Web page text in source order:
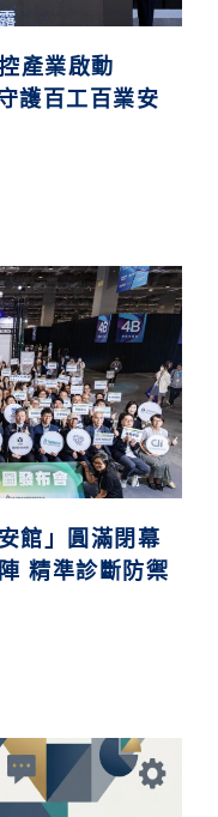
產業啟動
護百工百業安
館」圓滿閉幕
精準診斷防禦